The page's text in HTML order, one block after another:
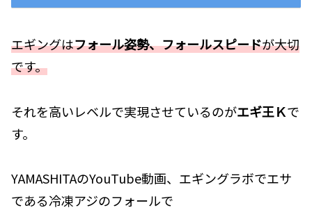
エギングはフォール姿勢、フォールスピードが大切
です。
それを高いレベルで実現させているのがエギ王Ｋで
す。
YAMASHITAのYouTube動画、エギングラボでエサ
である冷凍アジのフォールで